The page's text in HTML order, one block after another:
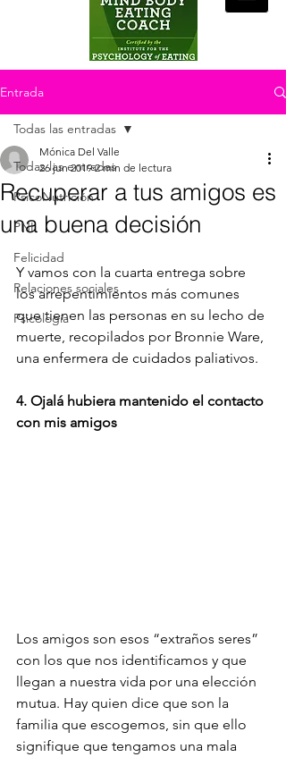
Entrada
Todas las entradas
PsicoNutrición
PNL
Felicidad
Relaciones sociales
Psicología
Todas las entradas
Recuperar a tus amigos es
una buena decisión
Mónica Del Valle
26 jun 2019 2 min de lectura
Y vamos con la cuarta entrega sobre
los arrepentimientos más comunes
que tienen las personas en su lecho de
muerte, recopilados por Bronnie Ware,
una enfermera de cuidados paliativos.
4. Ojalá hubiera mantenido el contacto
con mis amigos
Los amigos son esos “extraños seres”
con los que nos identificamos y que
llegan a nuestra vida por una elección
mutua. Hay quien dice que son la
familia que escogemos, sin que ello
signifique que tengamos una mala